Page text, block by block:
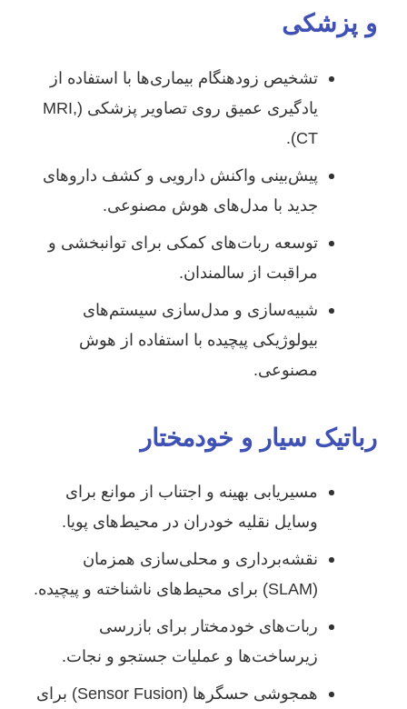
و پزشکی
تشخیص زودهنگام بیماری‌ها با استفاده از
یادگیری عمیق روی تصاویر پزشکی (MRI,
CT).
پیش‌بینی واکنش دارویی و کشف داروهای
جدید با مدل‌های هوش مصنوعی.
توسعه ربات‌های کمکی برای توانبخشی و
مراقبت از سالمندان.
شبیه‌سازی و مدل‌سازی سیستم‌های
بیولوژیکی پیچیده با استفاده از هوش
مصنوعی.
رباتیک سیار و خودمختار
مسیریابی بهینه و اجتناب از موانع برای
وسایل نقلیه خودران در محیط‌های پویا.
نقشه‌برداری و محلی‌سازی همزمان
(SLAM) برای محیط‌های ناشناخته و پیچیده.
ربات‌های خودمختار برای بازرسی
زیرساخت‌ها و عملیات جستجو و نجات.
همجوشی حسگرها (Sensor Fusion) برای